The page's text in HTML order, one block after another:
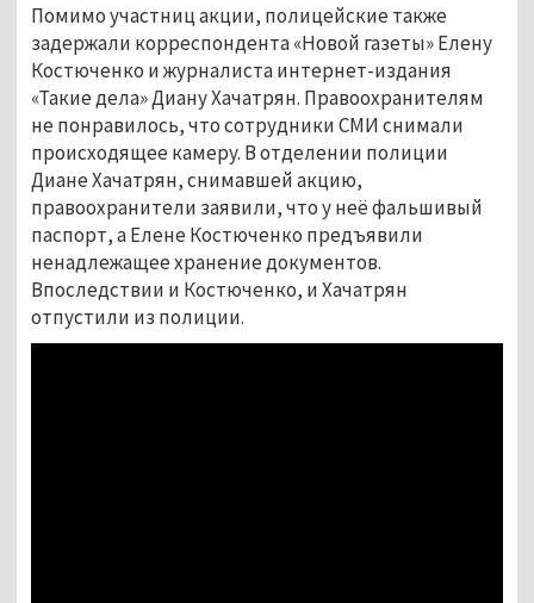
Помимо участниц акции, полицейские также
задержали корреспондента «Новой газеты» Елену
Костюченко и журналиста интернет-издания
«Такие дела» Диану Хачатрян. Правоохранителям
не понравилось, что сотрудники СМИ снимали
происходящее камеру. В отделении полиции
Диане Хачатрян, снимавшей акцию,
правоохранители заявили, что у неё фальшивый
паспорт, а Елене Костюченко предъявили
ненадлежащее хранение документов.
Впоследствии и Костюченко, и Хачатрян
отпустили из полиции.